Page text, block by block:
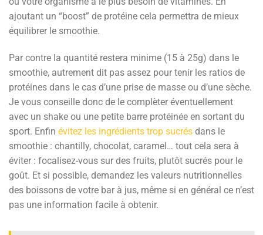
ajoutant un “boost” de protéine cela permettra de mieux
équilibrer le smoothie.
Par contre la quantité restera minime (15 à 25g) dans le
smoothie, autrement dit pas assez pour tenir les ratios de
protéines dans le cas d’une prise de masse ou d’une sèche.
Je vous conseille donc de le complèter éventuellement
avec un shake ou une petite barre protéinée en sortant du
sport. Enfin évitez les ingrédients trop sucrés dans le
smoothie : chantilly, chocolat, caramel… tout cela sera à
éviter : focalisez-vous sur des fruits, plutôt sucrés pour le
goût. Et si possible, demandez les valeurs nutritionnelles
des boissons de votre bar à jus, même si en général ce n’est
pas une information facile à obtenir.